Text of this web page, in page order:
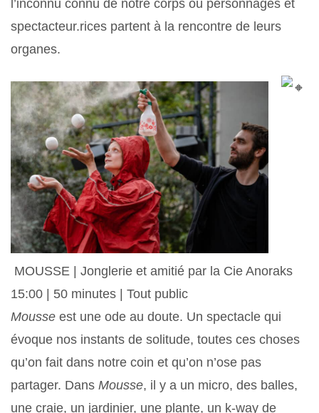
l’inconnu connu de notre corps où personnages et
spectacteur.rices partent à la rencontre de leurs
organes.
MOUSSE | Jonglerie et amitié par la Cie Anoraks
15:00 | 50 minutes | Tout public
Mousse est une ode au doute. Un spectacle qui
évoque nos instants de solitude, toutes ces choses
qu’on fait dans notre coin et qu’on n’ose pas
partager. Dans Mousse, il y a un micro, des balles,
une craie, un jardinier, une plante, un k-way de